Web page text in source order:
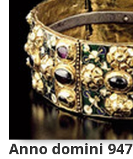
Anno domini 947